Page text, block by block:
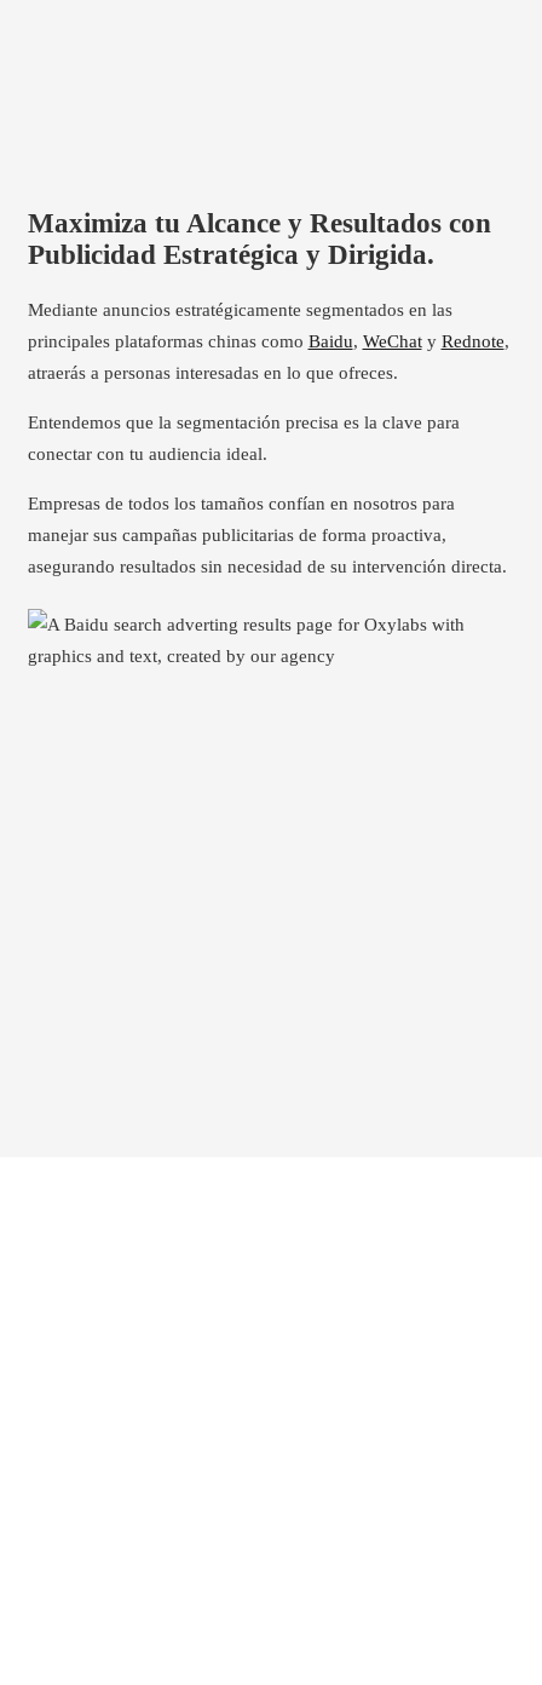
Maximiza tu Alcance y Resultados con
Publicidad Estratégica y Dirigida.
Mediante anuncios estratégicamente segmentados en las
principales plataformas chinas como Baidu, WeChat y Rednote,
atraerás a personas interesadas en lo que ofreces.
Entendemos que la segmentación precisa es la clave para
conectar con tu audiencia ideal.
Empresas de todos los tamaños confían en nosotros para
manejar sus campañas publicitarias de forma proactiva,
asegurando resultados sin necesidad de su intervención directa.